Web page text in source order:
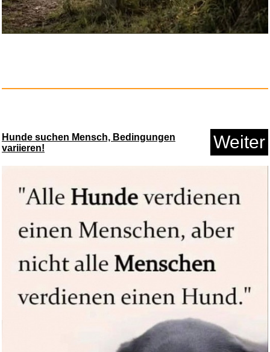
Anzeige
Anzeige
Hunde suchen Mensch, Bedingungen
variieren!
Weiter